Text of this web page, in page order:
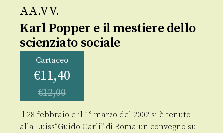
AA.VV.
Karl Popper e il mestiere dello
scienziato sociale
Cartaceo
€11,40
€12,00
Il 28 febbraio e il 1° marzo del 2002 si è tenuto
alla Luiss“Guido Carli” di Roma un convegno su